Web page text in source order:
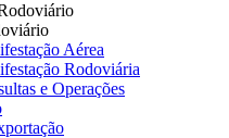
Aérea
Rodoviária
e Operações